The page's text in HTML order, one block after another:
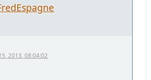
2013, 08:04:02